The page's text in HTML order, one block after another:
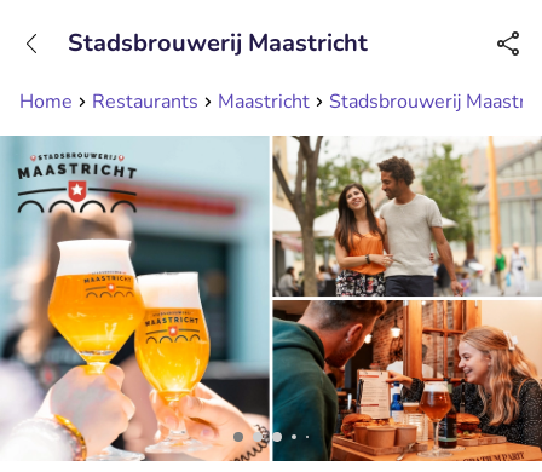
Available until 23:00
Home Restaurants Maastricht Stadsbrouwerij
Stadsbrouwerij Maastricht